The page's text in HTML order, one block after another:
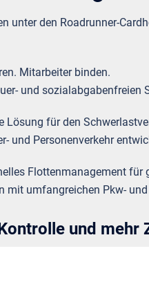
unter den Roadrunner-
Mitarbeiter binden.
und
Lösung für den
und Personenverkehr
Flottenmanagement für
mit umfangreichen Pkw-
und mehr